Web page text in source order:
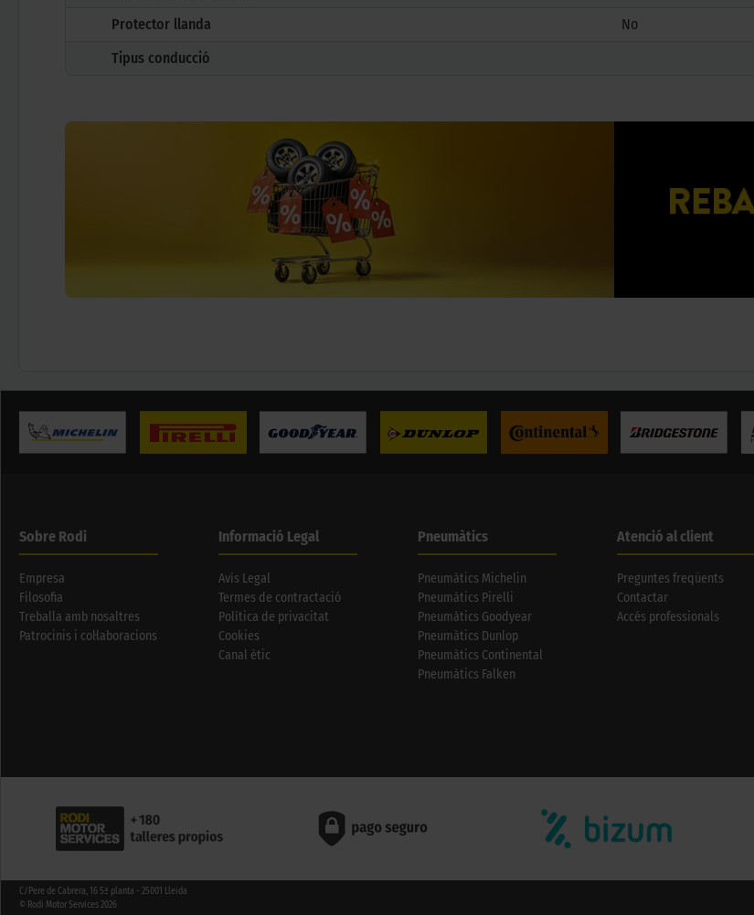
Protector llanda
No
Tipus conducció
Sobre Rodi
Empresa
Filosofia
Treballa amb nosaltres
Patrocinis i col·laboracions
Informació Legal
Avís Legal
Termes de contractació
Política de privacitat
Cookies
Canal ètic
Pneumàtics
Pneumàtics Michelin
Pneumàtics Pirelli
Pneumàtics Goodyear
Pneumàtics Dunlop
Pneumàtics Continental
Pneumàtics Falken
Atenció al client
Preguntes freqüents
Contactar
Accés professionals
C/Pere de Cabrera, 16 5ª planta - 25001 Lleida
© Rodi Motor Services 2026